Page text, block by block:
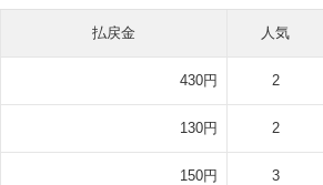
払戻金 人気
430円 2
130円 2
150円 3